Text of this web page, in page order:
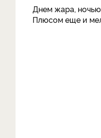
Днем жара, ночью
Плюсом еще и